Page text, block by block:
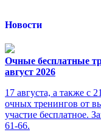
Новости
Очные бесплатные
август 2026
17 августа, а также с
очных тренингов от
участие бесплатное.
61-66.